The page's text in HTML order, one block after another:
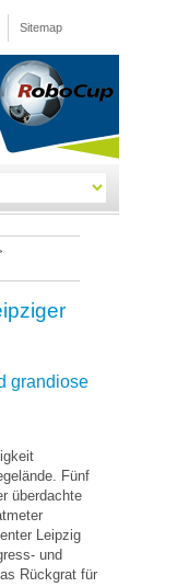
Sitemap
grandiose
Fünf
überdachte
Leipzig
und
Rückgrat für